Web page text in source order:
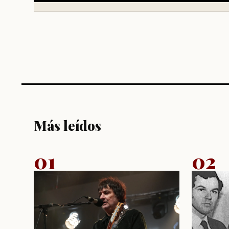
Más leídos
01 02